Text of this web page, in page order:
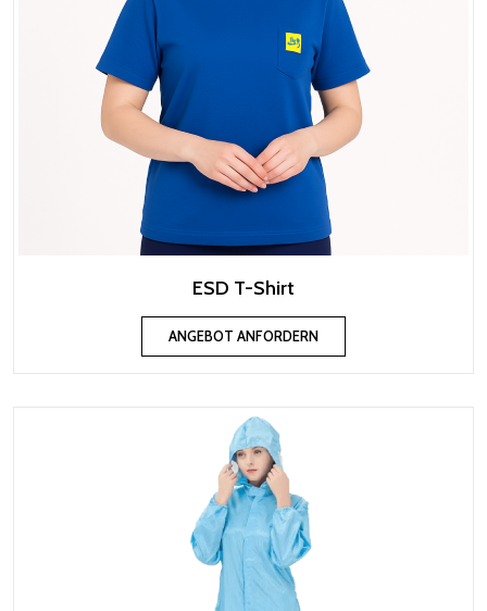
ESD T-Shirt
ANGEBOT ANFORDERN